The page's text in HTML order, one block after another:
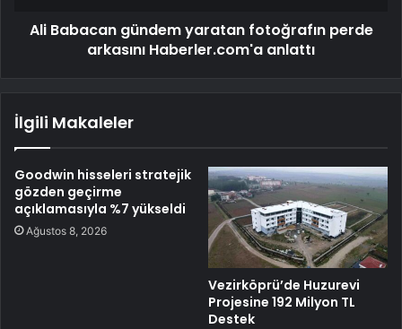
Ali Babacan gündem yaratan fotoğrafın perde
arkasını Haberler.com'a anlattı
İlgili Makaleler
Goodwin hisseleri stratejik
gözden geçirme
açıklamasıyla %7 yükseldi
Ağustos 8, 2026
Vezirköprü’de Huzurevi
Projesine 192 Milyon TL
Destek